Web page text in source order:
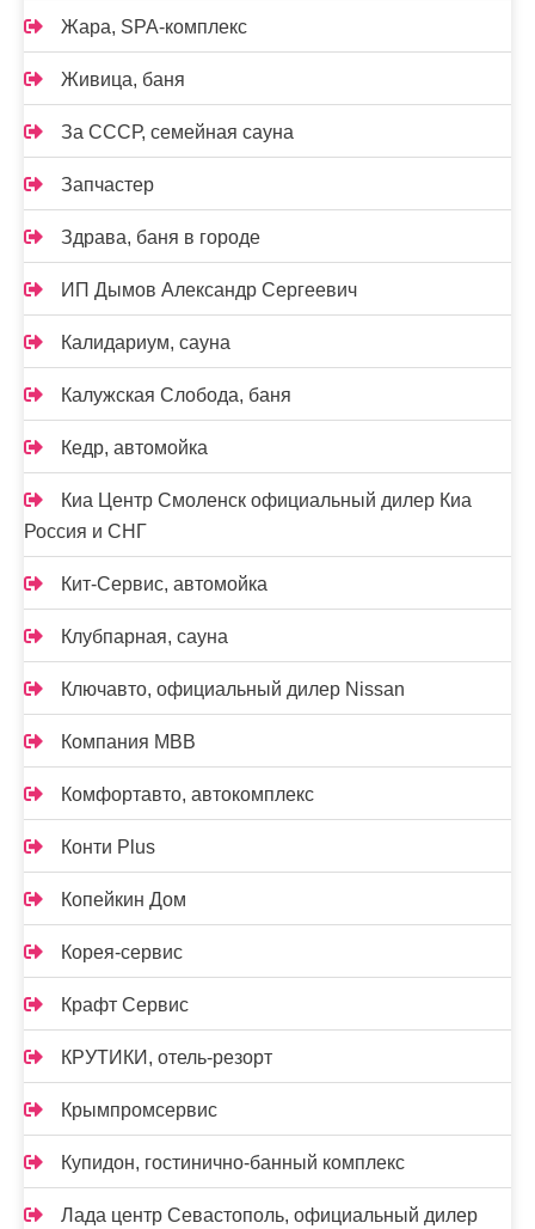
Жара, SPA-комплекс
Живица, баня
За СССР, семейная сауна
Запчастер
Здрава, баня в городе
ИП Дымов Александр Сергеевич
Калидариум, сауна
Калужская Слобода, баня
Кедр, автомойка
Киа Центр Смоленск официальный дилер Киа
Россия и СНГ
Кит-Сервис, автомойка
Клубпарная, сауна
Ключавто, официальный дилер Nissan
Компания МВВ
Комфортавто, автокомплекс
Конти Plus
Копейкин Дом
Корея-сервис
Крафт Сервис
КРУТИКИ, отель-резорт
Крымпромсервис
Купидон, гостинично-банный комплекс
Лада центр Севастополь, официальный дилер